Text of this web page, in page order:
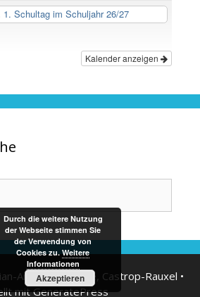
1. Schultag im Schuljahr 26/27
Kalender anzeigen
Andersen Schule, Castrop-Rauxel •
mitGeneratePress
Durch die weitere Nutzung
der Webseite stimmen Sie
der Verwendung von
Cookies zu.Weitere
Informationen
Akzeptieren